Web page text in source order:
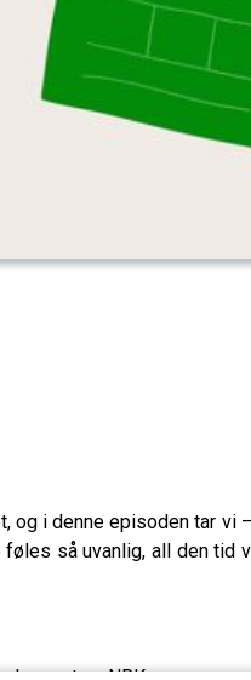
og i denne episoden tar
så uvanlig, all den tid